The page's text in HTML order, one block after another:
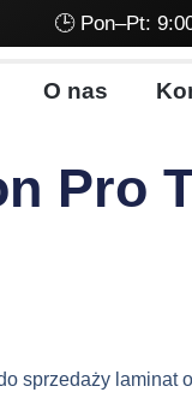
🕒 Pon–Pt:
O nas
Pro
sprzedaży laminat